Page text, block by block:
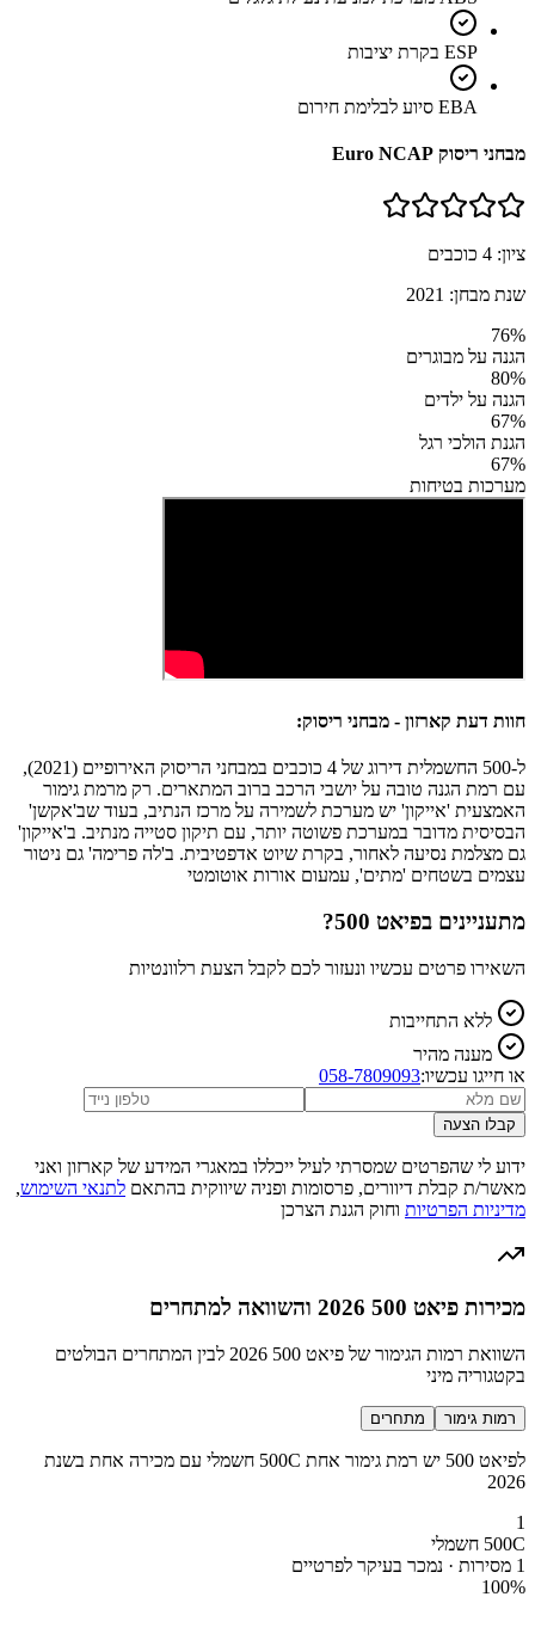
ESP בקרת יציבות
EBA סיוע לבלימת חירום
מבחני ריסוק Euro NCAP
ציון: 4 כוכבים
שנת מבחן: 2021
76%
הגנה על מבוגרים
80%
הגנה על ילדים
67%
הגנת הולכי רגל
67%
מערכות בטיחות
חוות דעת קארזון - מבחני ריסוק:
ל-500 החשמלית דירוג של 4 כוכבים במבחני הריסוק האירופיים (2021),
עם רמת הגנה טובה על יושבי הרכב ברוב המתארים. רק מרמת גימור
האמצעית 'אייקון' יש מערכת לשמירה על מרכז הנתיב, בעוד שב'אקשן'
הבסיסית מדובר במערכת פשוטה יותר, עם תיקון סטייה מנתיב. ב'אייקון'
גם מצלמת נסיעה לאחור, בקרת שיוט אדפטיבית. ב'לה פרימה' גם ניטור
עצמים בשטחים 'מתים', עמעום אורות אוטומטי
מתעניינים בפיאט 500 ?
השאירו פרטים עכשיו ונעזור לכם לקבל הצעת רלוונטיות
ללא התחייבות
מענה מהיר
או חייגו עכשיו:058-7809093
קבלו הצעה
ידוע לי שהפרטים שמסרתי לעיל ייכללו במאגרי המידע של קארזון ואני
מאשר/ת קבלת דיוורים, פרסומות ופניה שיווקית בהתאם לתנאי השימוש,
מדיניות הפרטיות וחוק הגנת הצרכן
מכירות פיאט 500 2026 והשוואה למתחרים
השוואת רמות הגימור של פיאט 500 2026 לבין המתחרים הבולטים
בקטגוריה מיני
רמות גימור מתחרים
לפיאט 500 יש רמת גימור אחת 500C חשמלי עם מכירה אחת בשנת
2026
1
500C חשמלי
1 מסירות · נמכר בעיקר לפרטיים
100%